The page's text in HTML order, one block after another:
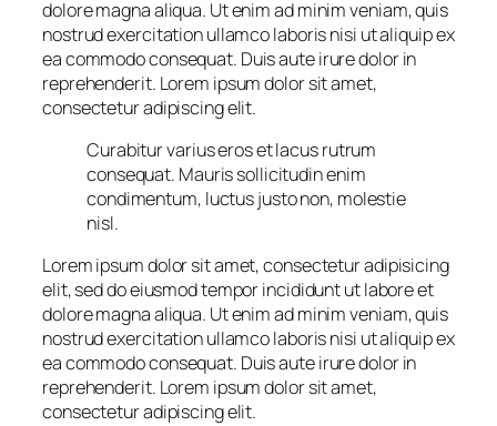
dolore magna aliqua. Ut enim ad minim veniam, quis
nostrud exercitation ullamco laboris nisi ut aliquip ex
ea commodo consequat. Duis aute irure dolor in
reprehenderit. Lorem ipsum dolor sit amet,
consectetur adipiscing elit.
Curabitur varius eros et lacus rutrum
consequat. Mauris sollicitudin enim
condimentum, luctus justo non, molestie
nisl.
Lorem ipsum dolor sit amet, consectetur adipisicing
elit, sed do eiusmod tempor incididunt ut labore et
dolore magna aliqua. Ut enim ad minim veniam, quis
nostrud exercitation ullamco laboris nisi ut aliquip ex
ea commodo consequat. Duis aute irure dolor in
reprehenderit. Lorem ipsum dolor sit amet,
consectetur adipiscing elit.